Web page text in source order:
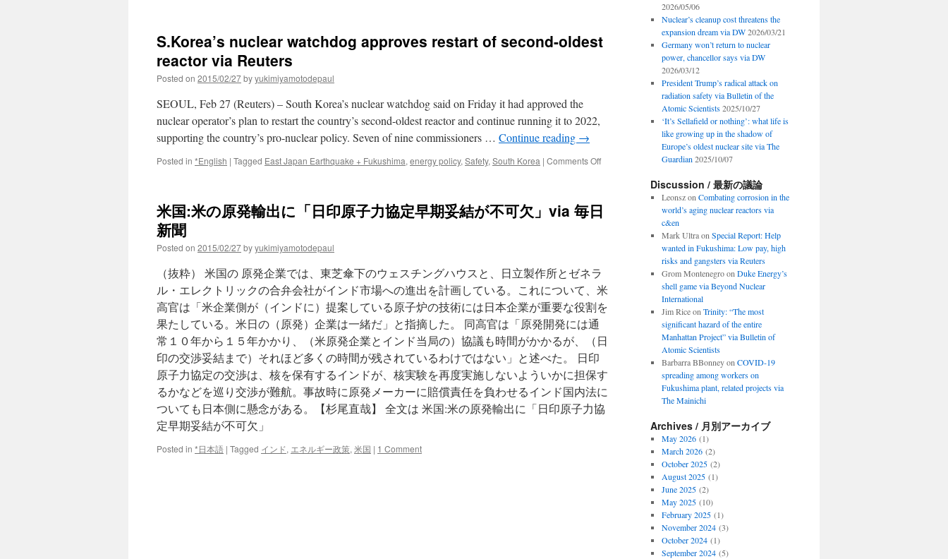
S.Korea’s nuclear watchdog approves restart of second-oldest
reactor via Reuters
Posted on 2015/02/27byyukimiyamotodepaul
SEOUL, Feb 27 (Reuters) – South Korea’s nuclear watchdog said on Friday it had approved the
nuclear operator’s plan to restart the country’s second-oldest reactor and continue running it to 2022,
supporting the country’s pro-nuclear policy. Seven of nine commissioners … Continue reading →
Posted in *English | Tagged East Japan Earthquake + Fukushima, energy policy, Safety, South Korea | Comments Offon
reactor
via
Reuters
米国:米の原発輸出に「日印原子力協定早期妥結が不可欠」via 毎日
新聞
Posted on 2015/02/27byyukimiyamotodepaul
（抜粋） 米国の 原発企業では、東芝傘下のウェスチングハウスと、日立製作所とゼネラ
ル・エレクトリックの合弁会社がインド市場への進出を計画している。これについて、米
高官は「米企業側が（インドに）提案している原子炉の技術には日本企業が重要な役割を
果たしている。米日の（原発）企業は一緒だ」と指摘した。 同高官は「原発開発には通
常１０年から１５年かかり、（米原発企業とインド当局の）協議も時間がかかるが、（日
印の交渉妥結まで）それほど多くの時間が残されているわけではない」と述べた。 日印
原子力協定の交渉は、核を保有するインドが、核実験を再度実施しないよういかに担保す
るかなどを巡り交渉が難航。事故時に原発メーカーに賠償責任を負わせるインド国内法に
ついても日本側に懸念がある。【杉尾直哉】 全文は 米国:米の原発輸出に「日印原子力協
定早期妥結が不可欠」
Posted in *日本語 | Tagged インド, エネルギー政策, 米国 | 1 Comment
2026/05/06
Nuclear’s cleanup cost threatens the
expansion dream via DW 2026/03/21
Germany won’t return to nuclear
power, chancellor says via DW
2026/03/12
President Trump’s radical attack on
radiation safety via Bulletin of the
Atomic Scientists 2025/10/27
‘It’s Sellafield or nothing’: what life is
like growing up in the shadow of
Europe’s oldest nuclear site via The
Guardian 2025/10/07
Discussion / 最新の議論
Leonszon Combating corrosion in the
world’s aging nuclear reactors via
c&en
Mark Ultraon Special Report: Help
wanted in Fukushima: Low pay, high
risks and gangsters via Reuters
Grom Montenegroon Duke Energy’s
shell game via Beyond Nuclear
International
Jim Riceon Trinity: “The most
significant hazard of the entire
Manhattan Project” via Bulletin of
Atomic Scientists
Barbarra BBonneyon COVID-19
spreading among workers on
Fukushima plant, related projects via
The Mainichi
Archives / 月別アーカイブ
May 2026(1)
March 2026(2)
October 2025(2)
August 2025(1)
June 2025(2)
May 2025(10)
February 2025(1)
November 2024(3)
October 2024(1)
September 2024(5)